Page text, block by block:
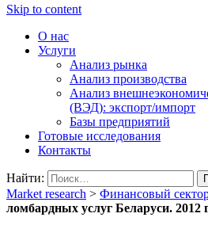
Skip to content
О нас
Услуги
Анализ рынка
Анализ производства
Анализ
(ВЭД): экспорт/импорт
Базы предприятий
Готовые исследования
Контакты
Найти:
Market research > Финансовый
ломбардных услуг Беларуси. 2012